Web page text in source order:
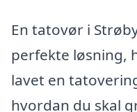
En tatovør i
perfekte løsning,
lavet en
hvordan du skal